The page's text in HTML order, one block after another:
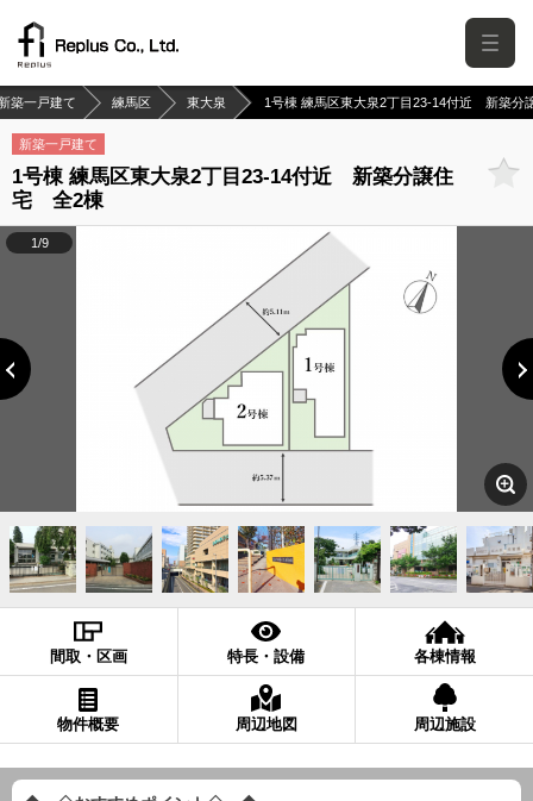
築一戸建て 練馬区 東大泉 1号棟 練馬区東大泉2丁目23-14付近 新築
新築一戸建て
1号棟 練馬区東大泉2丁目23-14付近 新築分譲住
宅 全2棟
1/9
間取・区画 特長・設備 各棟情報
物件概要 周辺地図 周辺施設